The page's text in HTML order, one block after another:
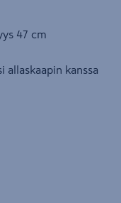
47 cm
allaskaapin kanssa